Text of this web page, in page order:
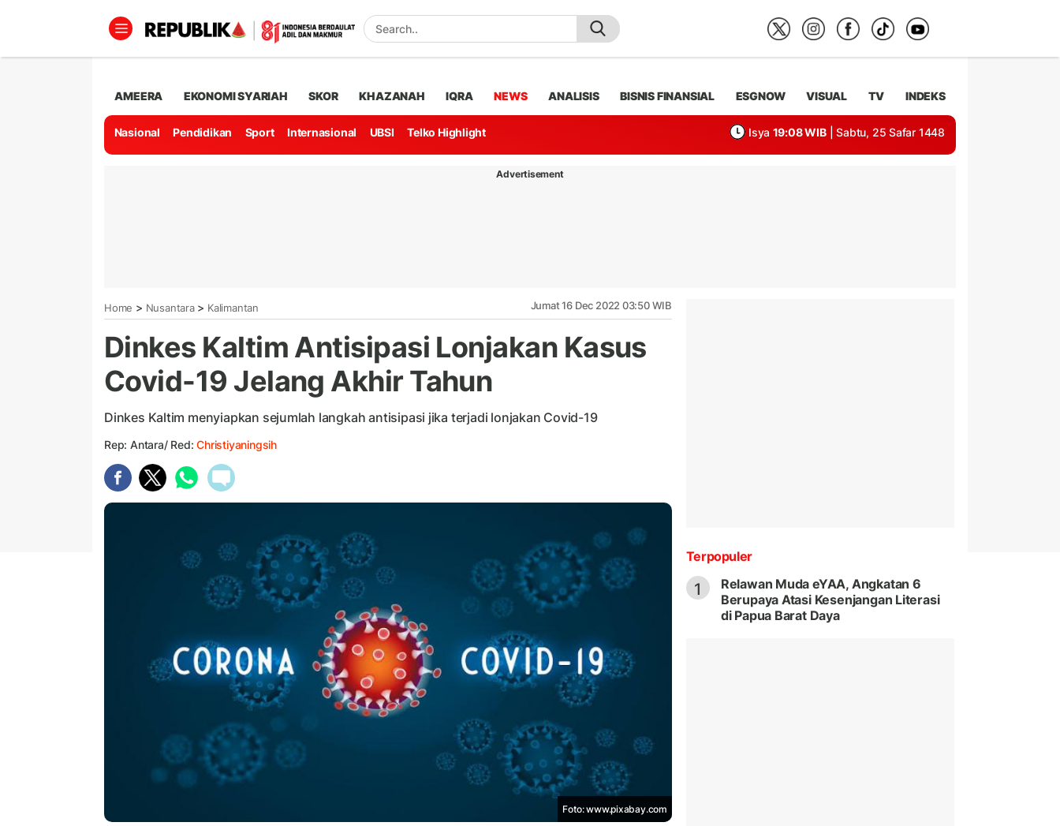
AMEERA EKONOMI SYARIAH SKOR KHAZANAH IQRA NEWS ANALISIS BISNIS FINANSIAL ESGNOW VISUAL TV INDEKS
Nasional Pendidikan Sport Internasional UBSI Telko Highlight Isya 19:08 WIB | Sabtu, 25 Safar 1448
Advertisement
Home > Nusantara> Kalimantan Jumat 16 Dec 2022 03:50 WIB
Dinkes Kaltim Antisipasi Lonjakan Kasus
Covid-19 Jelang Akhir Tahun
Dinkes Kaltim menyiapkan sejumlah langkah antisipasi jika terjadi lonjakan Covid-19
Rep: Antara/ Red:Christiyaningsih
Foto: www.pixabay.com
Terpopuler
1
Relawan Muda eYAA, Angkatan 6
Berupaya Atasi Kesenjangan Literasi
di Papua Barat Daya